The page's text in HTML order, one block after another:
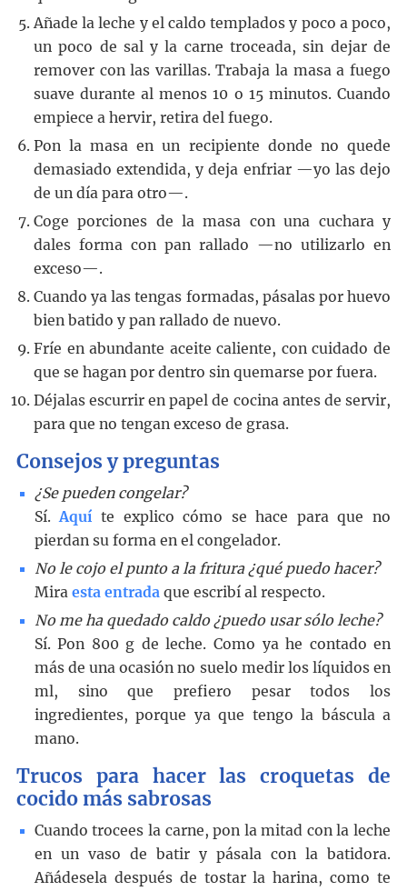
Añade la leche y el caldo templados y poco a poco,
un poco de sal y la carne troceada, sin dejar de
remover con las varillas. Trabaja la masa a fuego
suave durante al menos 10 o 15 minutos. Cuando
empiece a hervir, retira del fuego.
Pon la masa en un recipiente donde no quede
demasiado extendida, y deja enfriar —yo las dejo
de un día para otro—.
Coge porciones de la masa con una cuchara y
dales forma con pan rallado —no utilizarlo en
exceso—.
Cuando ya las tengas formadas, pásalas por huevo
bien batido y pan rallado de nuevo.
Fríe en abundante aceite caliente, con cuidado de
que se hagan por dentro sin quemarse por fuera.
Déjalas escurrir en papel de cocina antes de servir,
para que no tengan exceso de grasa.
Consejos y preguntas
¿Se pueden congelar?
Sí.Aquí te explico cómo se hace para que no
pierdan su forma en el congelador.
No le cojo el punto a la fritura ¿qué puedo hacer?
Mira esta entrada que escribí al respecto.
No me ha quedado caldo ¿puedo usar sólo leche?
Sí. Pon 800 g de leche. Como ya he contado en
más de una ocasión no suelo medir los líquidos en
ml, sino que prefiero pesar todos los
ingredientes, porque ya que tengo la báscula a
mano.
Trucos para hacer las croquetas de
cocido más sabrosas
Cuando trocees la carne, pon la mitad con la leche
en un vaso de batir y pásala con la batidora.
Añádesela después de tostar la harina, como te